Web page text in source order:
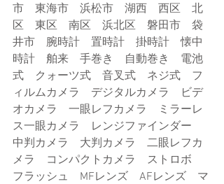
市　東海市　浜松市　湖西　西区　北
区　東区　南区　浜北区　磐田市　袋
井市　腕時計　置時計　掛時計　懐中
時計　舶来　手巻き　自動巻き　電池
式　クォーツ式　音叉式　ネジ式　フ
ィルムカメラ　デジタルカメラ　ビデ
オカメラ　一眼レフカメラ　ミラーレ
ス一眼カメラ　レンジファインダー
中判カメラ　大判カメラ　二眼レフカ
メラ　コンパクトカメラ　ストロボ
フラッシュ　MFレンズ　AFレンズ　マ